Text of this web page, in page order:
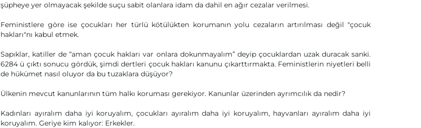
şüpheye yer olmayacak şekilde suçu sabit olanlara idam da dahil en ağır cezalar verilmesi.
Feministlere göre ise çocukları her türlü kötülükten korumanın yolu cezaların artırılması değil "çocuk
hakları"nı kabul etmek.
Sapıklar, katiller de “aman çocuk hakları var onlara dokunmayalım” deyip çocuklardan uzak duracak sanki.
6284 ü çıktı sonucu gördük, şimdi dertleri çocuk hakları kanunu çıkarttırmakta. Feministlerin niyetleri belli
de hükümet nasıl oluyor da bu tuzaklara düşüyor?
Ülkenin mevcut kanunlarının tüm halkı koruması gerekiyor. Kanunlar üzerinden ayrımcılık da nedir?
Kadınları ayıralım daha iyi koruyalım, çocukları ayıralım daha iyi koruyalım, hayvanları ayıralım daha iyi
koruyalım. Geriye kim kalıyor: Erkekler.